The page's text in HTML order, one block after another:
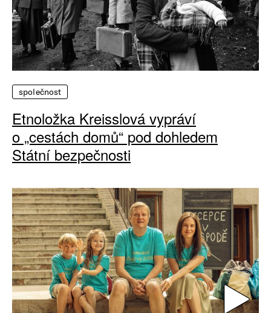
společnost
Etnoložka Kreisslová vypráví
o „cestách domů“ pod dohledem
Státní bezpečnosti